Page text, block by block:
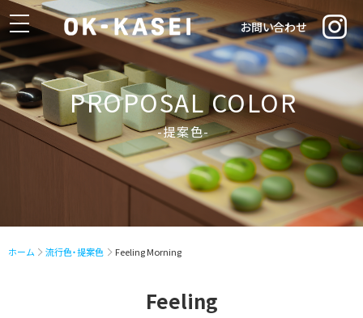
toggle
navigation
お問い合わせ
PROPOSAL COLOR
-提案色-
ホーム 流行色・提案色 Feeling Morning
Feeling